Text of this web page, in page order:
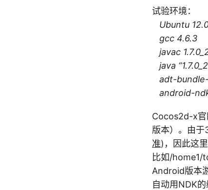
试验环境：
Ubuntu
gcc 4.6.3
javac
java
adt-bundle-
android-
Cocos2d-x官
版本）。由
准)，因此这
比如/
Android版本
自动用NDK